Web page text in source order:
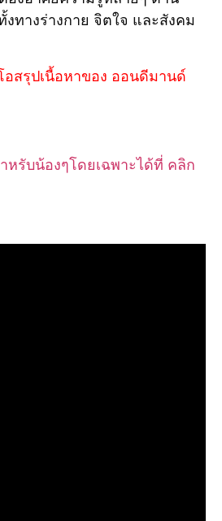
ทางร่างกาย จิตใจ และสังคม
สรุปเนื้อหาของ ออนดีมานด์
หรับน้องๆโดยเฉพาะได้ที่ คลิก